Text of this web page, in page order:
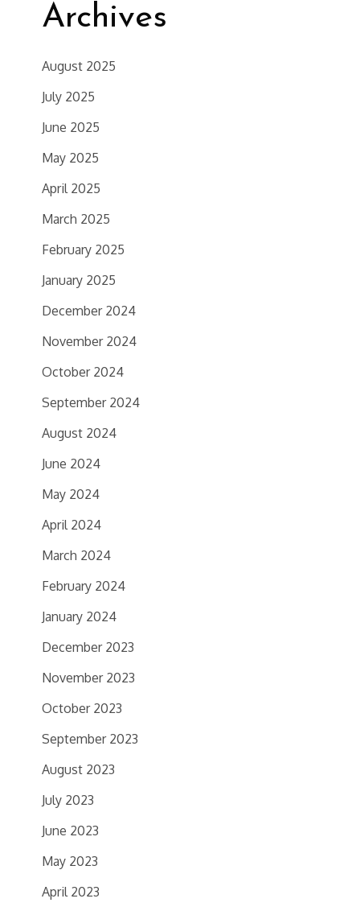
Archives
August 2025
July 2025
June 2025
May 2025
April 2025
March 2025
February 2025
January 2025
December 2024
November 2024
October 2024
September 2024
August 2024
June 2024
May 2024
April 2024
March 2024
February 2024
January 2024
December 2023
November 2023
October 2023
September 2023
August 2023
July 2023
June 2023
May 2023
April 2023